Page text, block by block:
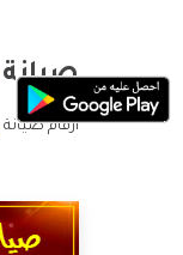
صيانة
ارقام صيانة